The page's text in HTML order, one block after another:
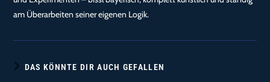
am Überarbeiten seiner eigenen Logik.
DAS KÖNNTE DIR AUCH GEFALLEN